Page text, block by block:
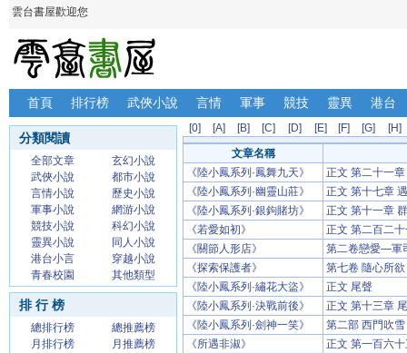
雲台書屋歡迎您
首頁 排行榜 武俠小說 言情 軍事 競技 靈異 港台
分類閱讀
全部文章
玄幻小說
武俠小說
都市小說
言情小說
歷史小說
軍事小說
網游小說
競技小說
科幻小說
靈異小說
同人小說
港台小言
穿越小說
青春校園
其他類型
排 行 榜
總排行榜
總推薦榜
月排行榜
月推薦榜
[0] [A] [B] [C] [D] [E] [F] [G]
[H]
文章名稱
《陸小鳳系列·鳳舞九天》
正文 第二十一
《陸小鳳系列·幽靈山莊》
正文 第十七章
《陸小鳳系列·銀鉤賭坊》
正文 第十一章
《若愛如初》
正文 第二百二
《關節人形店》
第二卷戀愛—軍
《探索保護者》
第七卷 隨心所
《陸小鳳系列·繡花大盜》
正文 尾聲
《陸小鳳系列·決戰前後》
正文 第十三章
《陸小鳳系列·劍神一笑》
第二部 西門吹
《所遇非淑》
正文 第一百六